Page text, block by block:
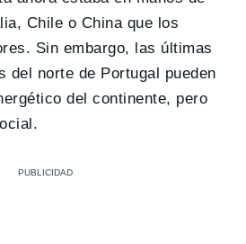
Chile o China que los
Sin embargo, las últimas
del norte de Portugal pueden
del continente, pero